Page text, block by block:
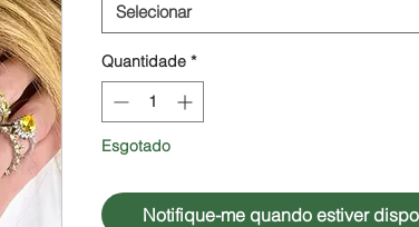
Selecionar
Quantidade *
Esgotado
Notifique-me quando estiver